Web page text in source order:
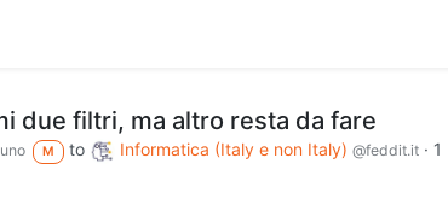
due filtri, ma altro resta da fare
M to Informatica (Italy e non Italy) @feddit.it· 1